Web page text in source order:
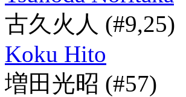
古久火人 (#9,25)
Koku Hito
増田光昭 (#57)